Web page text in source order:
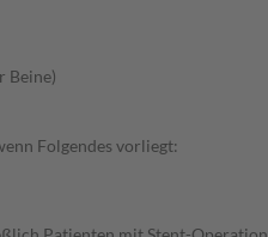
Beine)
Folgendes vorliegt: